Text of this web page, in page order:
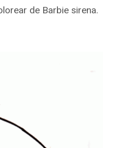
de Barbie sirena.